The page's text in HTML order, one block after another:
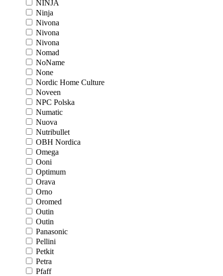
NINJA
Ninja
Nivona
Nivona
Nivona
Nomad
NoName
None
Nordic Home Culture
Noveen
NPC Polska
Numatic
Nuova
Nutribullet
OBH Nordica
Omega
Ooni
Optimum
Orava
Orno
Oromed
Outin
Outin
Panasonic
Pellini
Petkit
Petra
Pfaff